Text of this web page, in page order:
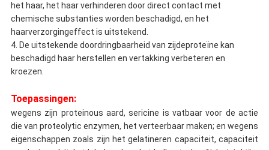
het haar, het haar verhinderen door direct contact met
chemische substanties worden beschadigd, en het
haarverzorgingeffect is uitstekend.
4. De uitstekende doordringbaarheid van zijdeproteïne kan
beschadigd haar herstellen en vertakking verbeteren en
kroezen.
Toepassingen:
wegens zijn proteinous aard, sericine is vatbaar voor de actie
die van proteolytic enzymen, het verteerbaar maken; en wegens
eigenschappen zoals zijn het gelatineren capaciteit, capaciteit